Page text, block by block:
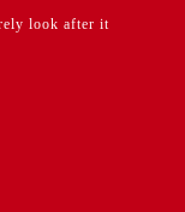
look after it